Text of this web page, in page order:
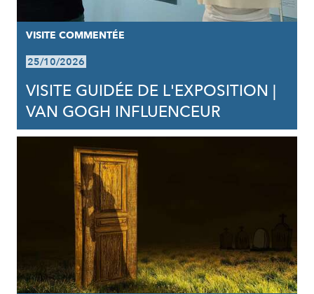
VISITE COMMENTÉE
25/10/2026
VISITE GUIDÉE DE L'EXPOSITION |
VAN GOGH INFLUENCEUR